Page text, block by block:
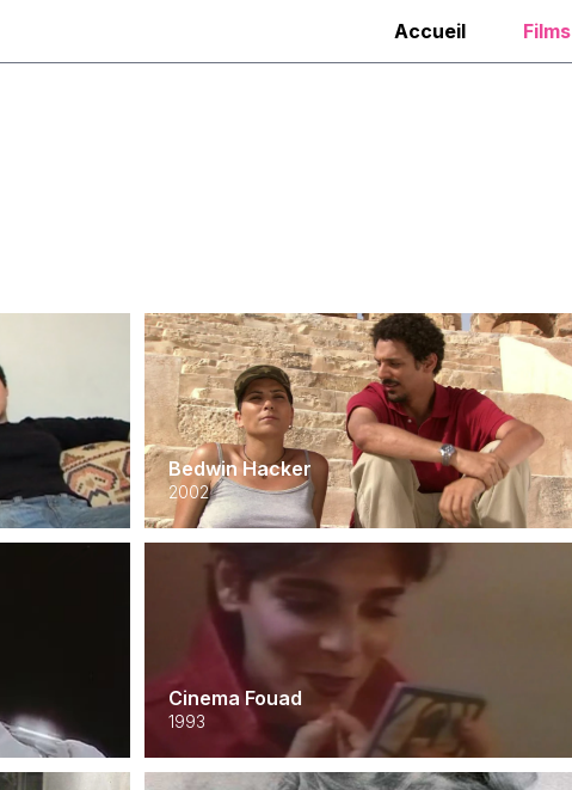
Accueil Films
Bedwin Hacker
2002
Cinema Fouad
1993